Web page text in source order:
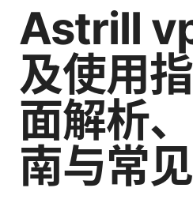
Astrill
及使用
面解析
南与常